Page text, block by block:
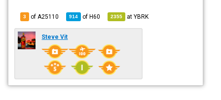
3 of A25110 914 ofH60 2355 atYBRK
Steve Vit